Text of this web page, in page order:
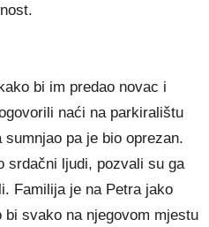
bi im predao novac i
naći na parkiralištu
pa je bio oprezan.
srdačni ljudi, pozvali su ga
Familija je na Petra jako
svako na njegovom mjestu